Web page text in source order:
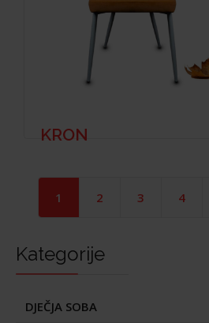
KRON
1 2 3 4
Kategorije
DJEČJA SOBA